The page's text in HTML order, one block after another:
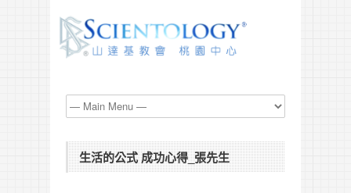
生活的公式 成功心得_張先生